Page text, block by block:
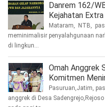
Danrem 162/
Kejahatan
Mataram, NTB,
meminimalisir penyalahgunaan
di lingkun...
Omah Anggrek
Komitmen
Pasuruan,Jatim,
anggrek di Desa